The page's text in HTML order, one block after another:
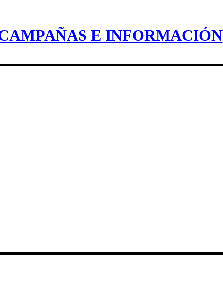
E INFORMACIÓN